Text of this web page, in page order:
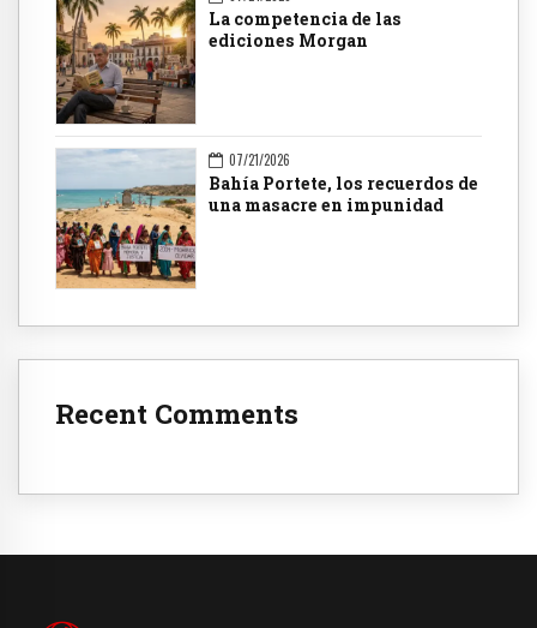
La competencia de las
ediciones Morgan
07/21/2026
Bahía Portete, los recuerdos de
una masacre en impunidad
Recent Comments